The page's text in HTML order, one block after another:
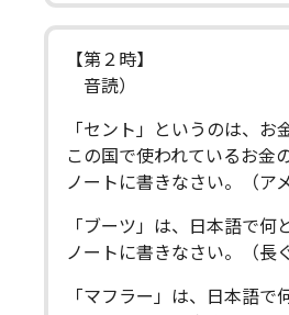
【第２時】
音読）
「セント」というのは、お
この国で使われているお金
ノートに書きなさい。（ア
「ブーツ」は、日本語で
ノートに書きなさい。（長
「マフラー」は、日本語で